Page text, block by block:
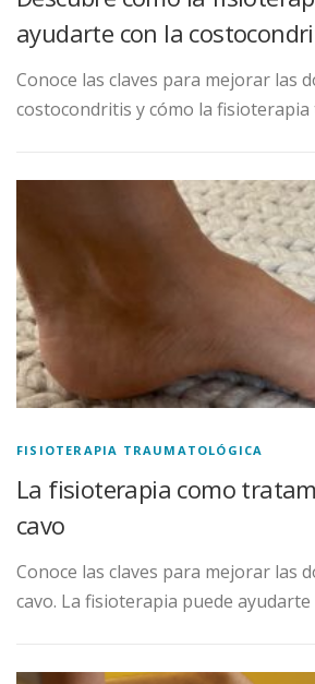
ayudarte con la
Conoce las claves para mejorar las
costocondritis y cómo la fisioterapia
FISIOTERAPIA TRAUMATOLÓGICA
La fisioterapia como
cavo
Conoce las claves para mejorar las
cavo. La fisioterapia puede